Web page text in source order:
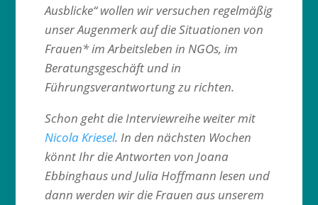
Ausblicke“ wollen wir versuchen regelmäßig
unser Augenmerk auf die Situationen von
Frauen* im Arbeitsleben in NGOs, im
Beratungsgeschäft und in
Führungsverantwortung zu richten.
Schon geht die Interviewreihe weiter mit
Nicola Kriesel. In den nächsten Wochen
könnt Ihr die Antworten von Joana
Ebbinghaus und Julia Hoffmann lesen und
dann werden wir die Frauen aus unserem